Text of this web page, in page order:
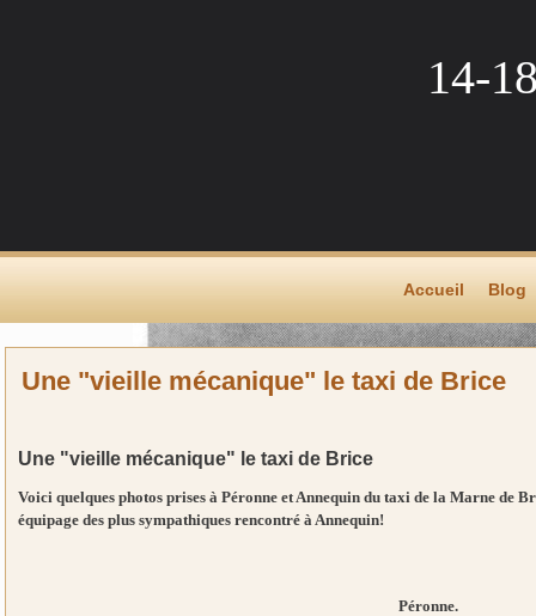
14-
Accueil Blog
Une "vieille mécanique" le taxi de Brice
Une "vieille mécanique" le taxi de Brice
Voici quelques photos prises à Péronne et Annequin du taxi de la Marne de
équipage des plus sympathiques rencontré à Annequin!
Péronne.